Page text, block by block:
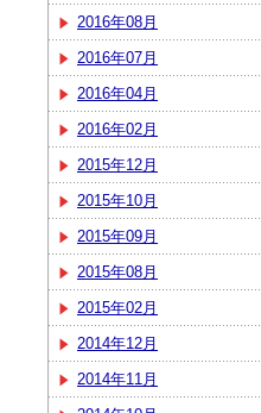
2016年08月
2016年07月
2016年04月
2016年02月
2015年12月
2015年10月
2015年09月
2015年08月
2015年02月
2014年12月
2014年11月